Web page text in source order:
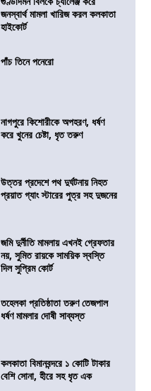
জনস্বার্থ মামলা খারিজ করল কলকাতা
হাইকোর্ট
পাঁচ তিনে পনেরো
নাগপুরে কিশোরীকে অপহরণ, ধর্ষণ
করে খুনের চেষ্টা, ধৃত তরুণ
উত্তর প্রদেশে পথ দুর্ঘটনায় নিহত
প্রয়াত গ্যাং স্টারের পুত্র সহ দুজনের
জমি দুর্নীতি মামলায় এখনই গ্রেফতার
নয়, সুমিত রায়কে সাময়িক স্বস্তি
দিল সুপ্রিম কোর্ট
তহেলকা প্রতিষ্ঠাতা তরুণ তেজপাল
ধর্ষণ মামলার দোষী সাব্যস্ত
কলকাতা বিমানবন্দরে ১ কোটি টাকার
বেশি সোনা, হীরে সহ ধৃত এক